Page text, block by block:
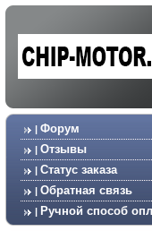
| Форум
| Отзывы
| Статус заказа
| Обратная связь
| Ручной способ